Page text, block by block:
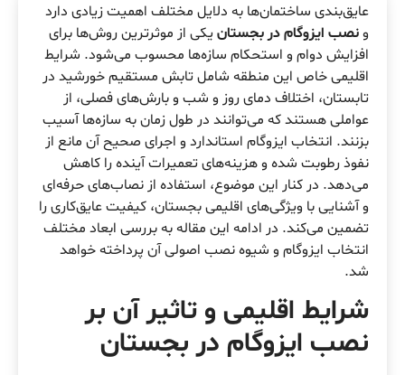
عایق‌بندی ساختمان‌ها به دلایل مختلف اهمیت زیادی دارد
ونصب ایزوگام در بجستان یکی از موثرترین روش‌ها برای
افزایش دوام و استحکام سازه‌ها محسوب می‌شود. شرایط
اقلیمی خاص این منطقه شامل تابش مستقیم خورشید در
تابستان، اختلاف دمای روز و شب و بارش‌های فصلی، از
عواملی هستند که می‌توانند در طول زمان به سازه‌ها آسیب
بزنند. انتخاب ایزوگام استاندارد و اجرای صحیح آن مانع از
نفوذ رطوبت شده و هزینه‌های تعمیرات آینده را کاهش
می‌دهد. در کنار این موضوع، استفاده از نصاب‌های حرفه‌ای
و آشنایی با ویژگی‌های اقلیمی بجستان، کیفیت عایق‌کاری را
تضمین می‌کند. در ادامه این مقاله به بررسی ابعاد مختلف
انتخاب ایزوگام و شیوه نصب اصولی آن پرداخته خواهد
شد.
شرایط اقلیمی و تاثیر آن بر
نصب ایزوگام در بجستان